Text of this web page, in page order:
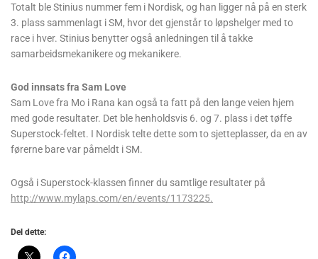
Totalt ble Stinius nummer fem i Nordisk, og han ligger nå på en sterk
3. plass sammenlagt i SM, hvor det gjenstår to løpshelger med to
race i hver. Stinius benytter også anledningen til å takke
samarbeidsmekanikere og mekanikere.
God innsats fra Sam Love
Sam Love fra Mo i Rana kan også ta fatt på den lange veien hjem
med gode resultater. Det ble henholdsvis 6. og 7. plass i det tøffe
Superstock-feltet. I Nordisk telte dette som to sjetteplasser, da en av
førerne bare var påmeldt i SM.
Også i Superstock-klassen finner du samtlige resultater på
http://www.mylaps.com/en/events/1173225.
Del dette: